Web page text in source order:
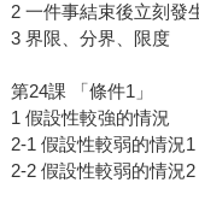
2 一件事結束後立刻發
3 界限、分界、限度
第24課 「條件1」
1 假設性較強的情況
2-1 假設性較弱的情況1
2-2 假設性較弱的情況2